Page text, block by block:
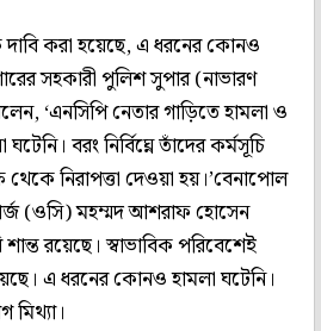
করা হয়েছে, এ ধরনের কোনও
সহকারী পুলিশ সুপার (নাভারণ
‘এনসিপি নেতার গাড়িতে হামলা ও
বরং নির্বিঘ্নে তাঁদের কর্মসূচি
নিরাপত্তা দেওয়া হয়।’বেনাপোল
(ওসি) মহম্মদ আশরাফ হোসেন
রয়েছে। স্বাভাবিক পরিবেশেই
এ ধরনের কোনও হামলা ঘটেনি।